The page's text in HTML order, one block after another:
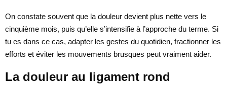
On constate souvent que la douleur devient plus nette vers le
cinquième mois, puis qu’elle s’intensifie à l’approche du terme. Si
tu es dans ce cas, adapter les gestes du quotidien, fractionner les
efforts et éviter les mouvements brusques peut vraiment aider.
La douleur au ligament rond